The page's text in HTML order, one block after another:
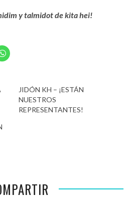
y talmidot de kita hei!
JIDÓN KH – ¡ESTÁN
NUESTROS
REPRESENTANTES!